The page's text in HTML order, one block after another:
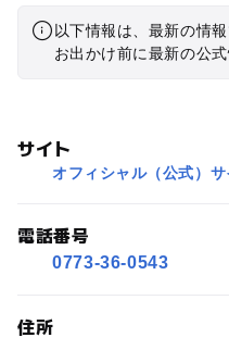
以下情報は、最新の情
お出かけ前に最新の公
サイト
オフィシャル（公式）サ
電話番号
0773-36-0543
住所